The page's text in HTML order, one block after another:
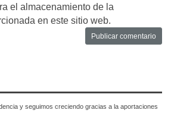
el almacenamiento de la
en este sitio web.
y seguimos creciendo gracias a la aportaciones